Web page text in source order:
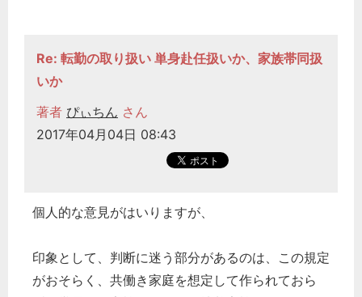
Re: 転勤の取り扱い 単身赴任扱いか、家族帯同扱
いか
著者 ぴぃちん さん
2017年04月04日 08:43
個人的な意見がはいりますが、
印象として、判断に迷う部分があるのは、この規定
がおそらく、共働き家庭を想定して作られておら